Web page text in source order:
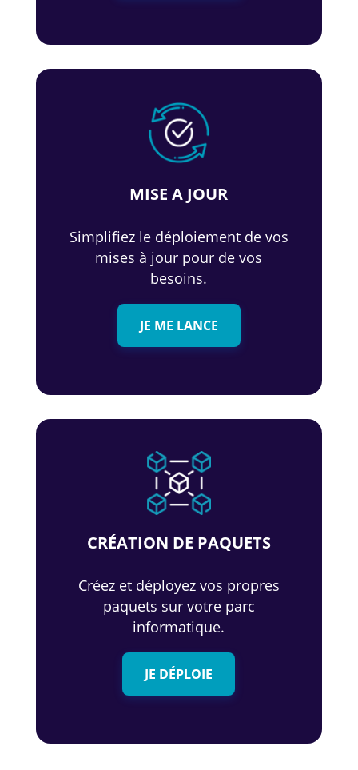
MISE A JOUR
Simplifiez le déploiement de vos
mises à jour pour de vos
besoins.
JE ME LANCE
CRÉATION DE PAQUETS
Créez et déployez vos propres
paquets sur votre parc
informatique.
JE DÉPLOIE